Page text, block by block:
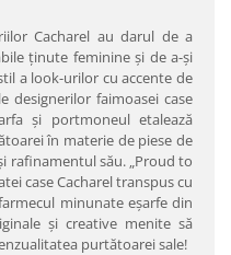
Cacharel au darul de a
ţinute feminine şi de a-şi
a look-urilor cu accente de
designerilor faimoasei case
şi portmoneul etalează
în materie de piese de
rafinamentul său. „Proud to
case Cacharel transpus cu
minunate eşarfe din
şi creative menite să
purtătoarei sale!